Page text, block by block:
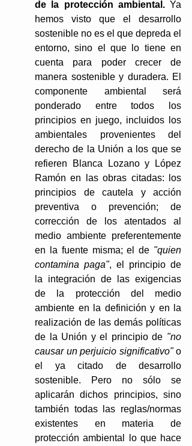
de la protección ambiental. Ya
hemos visto que el desarrollo
sostenible no es el que depreda el
entorno, sino el que lo tiene en
cuenta para poder crecer de
manera sostenible y duradera. El
componente ambiental será
ponderado entre todos los
principios en juego, incluidos los
ambientales provenientes del
derecho de la Unión a los que se
refieren Blanca Lozano y López
Ramón en las obras citadas: los
principios de cautela y acción
preventiva o prevención; de
corrección de los atentados al
medio ambiente preferentemente
en la fuente misma; el de "quien
contamina paga", el principio de
la integración de las exigencias
de la protección del medio
ambiente en la definición y en la
realización de las demás políticas
de la Unión y el principio de "no
causar un perjuicio significativo" o
el ya citado de desarrollo
sostenible. Pero no sólo se
aplicarán dichos principios, sino
también todas las reglas/normas
existentes en materia de
protección ambiental lo que hace